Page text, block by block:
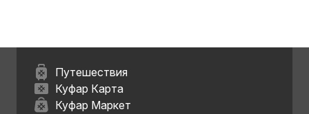
Путешествия
Куфар Карта
Куфар Маркет